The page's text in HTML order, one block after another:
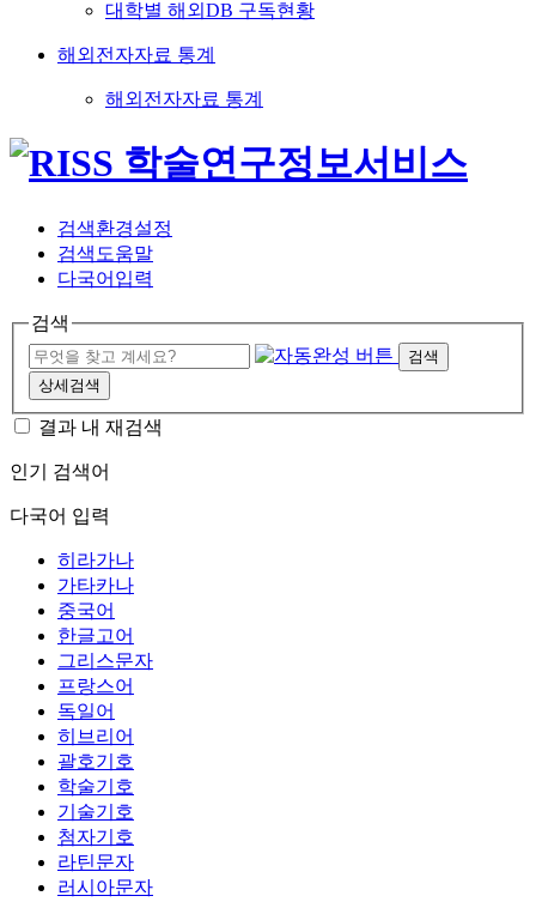
대학별 해외DB 구독현황
해외전자자료 통계
해외전자자료 통계
검색환경설정
검색도움말
다국어입력
검색
검색
상세검색
결과 내 재검색
인기 검색어
다국어 입력
히라가나
가타카나
중국어
한글고어
그리스문자
프랑스어
독일어
히브리어
괄호기호
학술기호
기술기호
첨자기호
라틴문자
러시아문자